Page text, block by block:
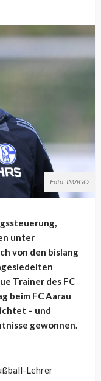
Foto: IMAGO
unter
von den bislang
Trainer des FC
beim FC Aarau
– und
gewonnen.
Lehrer